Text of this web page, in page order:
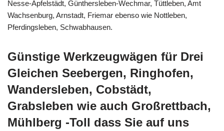
Nesse-Apfelstädt, Günthersleben-Wechmar, Tüttleben, Amt
Wachsenburg, Arnstadt, Friemar ebenso wie Nottleben,
Pferdingsleben, Schwabhausen.
Günstige Werkzeugwägen für Drei
Gleichen Seebergen, Ringhofen,
Wandersleben, Cobstädt,
Grabsleben wie auch Großrettbach,
Mühlberg -Toll dass Sie auf uns